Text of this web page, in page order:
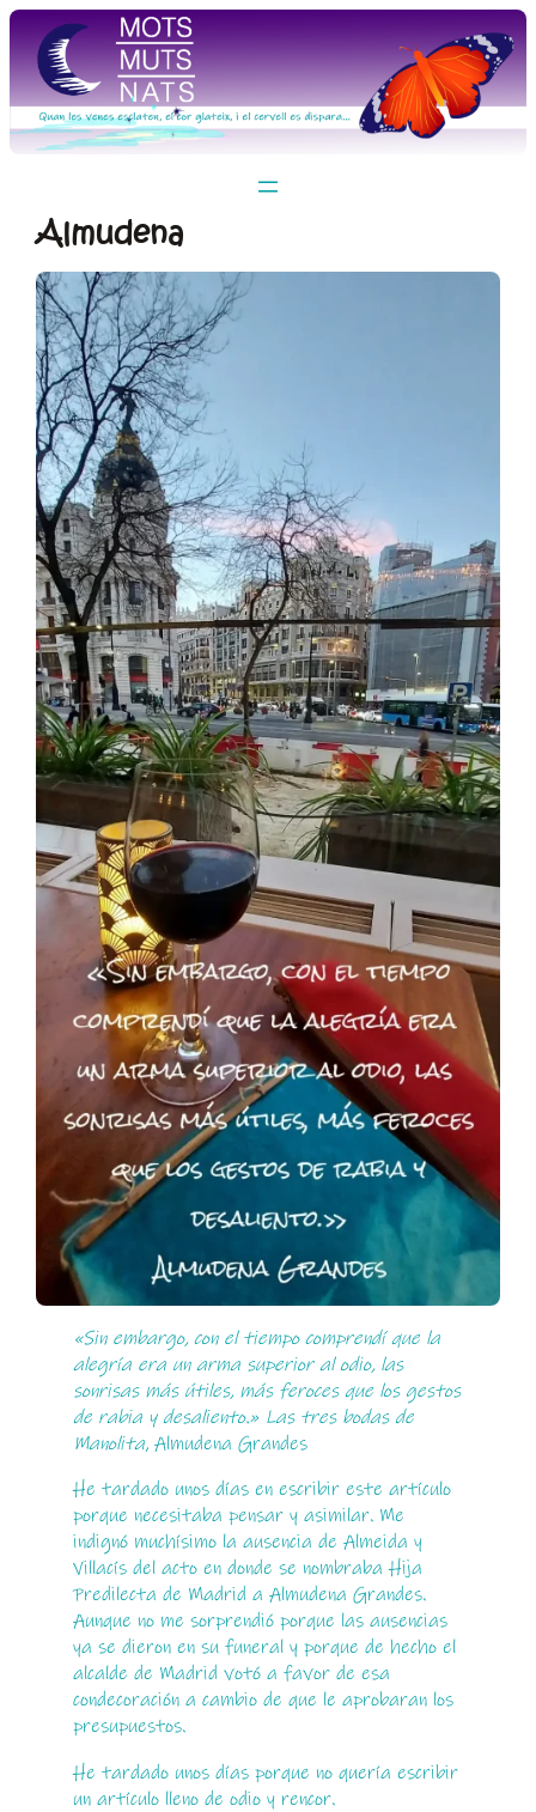
Vés
al
contingut
Almudena
«Sin embargo, con el tiempo comprendí que la
alegría era un arma superior al odio, las
sonrisas más útiles, más feroces que los gestos
de rabia y desaliento.» Las tres bodas de
Manolita, Almudena Grandes
He tardado unos días en escribir este artículo
porque necesitaba pensar y asimilar. Me
indignó muchísimo la ausencia de Almeida y
Villacís del acto en donde se nombraba Hija
Predilecta de Madrid a Almudena Grandes.
Aunque no me sorprendió porque las ausencias
ya se dieron en su funeral y porque de hecho el
alcalde de Madrid votó a favor de esa
condecoración a cambio de que le aprobaran los
presupuestos.
He tardado unos días porque no quería escribir
un artículo lleno de odio y rencor.